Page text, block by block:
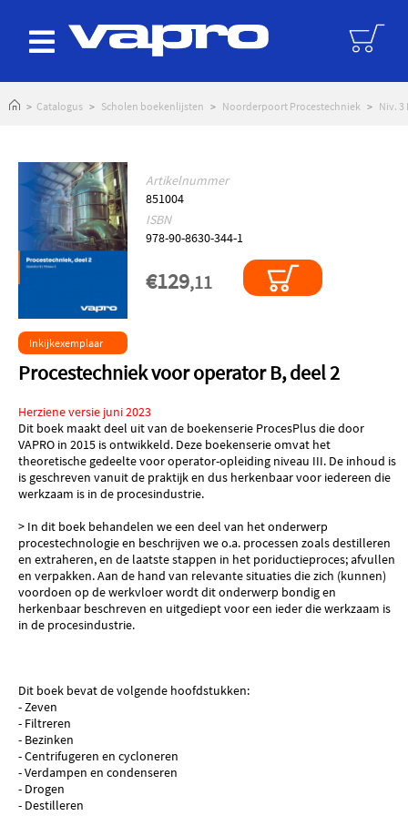
Catalogus Scholen boekenlijsten Noorderpoort Procestechniek Niv. 3
Inkijkexemplaar
Procestechniek voor operator B, deel 2
Herziene versie juni 2023
Dit boek maakt deel uit van de boekenserie ProcesPlus die door
VAPRO in 2015 is ontwikkeld. Deze boekenserie omvat het
theoretische gedeelte voor operator-opleiding niveau III. De inhoud is
is geschreven vanuit de praktijk en dus herkenbaar voor iedereen die
werkzaam is in de procesindustrie.
> In dit boek behandelen we een deel van het onderwerp
procestechnologie en beschrijven we o.a. processen zoals destilleren
en extraheren, en de laatste stappen in het poriductieproces; afvullen
en verpakken. Aan de hand van relevante situaties die zich (kunnen)
voordoen op de werkvloer wordt dit onderwerp bondig en
herkenbaar beschreven en uitgediept voor een ieder die werkzaam is
in de procesindustrie.
Dit boek bevat de volgende hoofdstukken:
- Zeven
- Filtreren
- Bezinken
- Centrifugeren en cycloneren
- Verdampen en condenseren
- Drogen
- Destilleren
€129,11
Artikelnummer
851004
ISBN
978-90-8630-344-1